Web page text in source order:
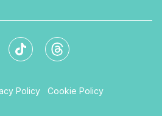
Policy
Cookie Policy